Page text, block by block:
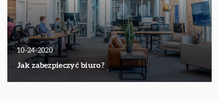
10-24-2020
Jak zabezpieczyć biuro?